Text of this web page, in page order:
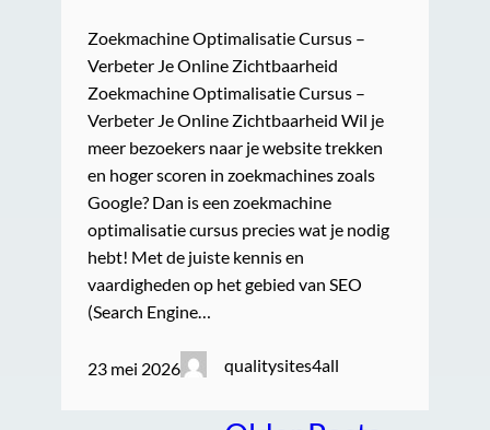
Zoekmachine Optimalisatie Cursus –
Verbeter Je Online Zichtbaarheid
Zoekmachine Optimalisatie Cursus –
Verbeter Je Online Zichtbaarheid Wil je
meer bezoekers naar je website trekken
en hoger scoren in zoekmachines zoals
Google? Dan is een zoekmachine
optimalisatie cursus precies wat je nodig
hebt! Met de juiste kennis en
vaardigheden op het gebied van SEO
(Search Engine…
23 mei 2026 qualitysites4all